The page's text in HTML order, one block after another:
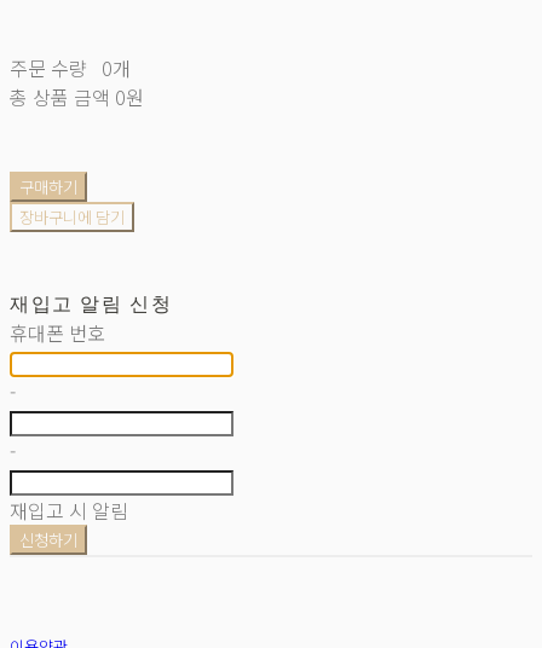
주문 수량 0개
총 상품 금액 0원
구매하기
장바구니에 담기
재입고 알림 신청
휴대폰 번호
-
-
재입고 시 알림
신청하기